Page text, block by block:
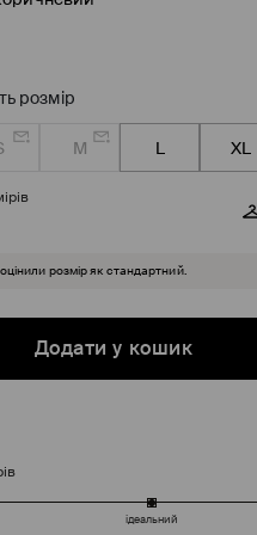
розмір
M L XL
розмір як стандартний.
Додати у кошик
ідеальний